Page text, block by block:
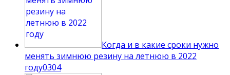
Когда и в какие сроки нужно
менять зимнюю резину на летнюю в 2022
году0304